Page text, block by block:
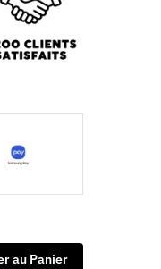
au Panier